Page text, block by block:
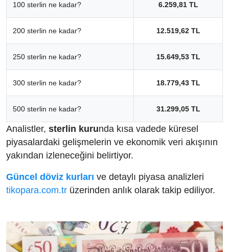
100 sterlin ne kadar? 6.259,81 TL
200 sterlin ne kadar? 12.519,62 TL
250 sterlin ne kadar? 15.649,53 TL
300 sterlin ne kadar? 18.779,43 TL
500 sterlin ne kadar? 31.299,05 TL
Analistler, sterlin kurunda kısa vadede küresel
piyasalardaki gelişmelerin ve ekonomik veri akışının
yakından izleneceğini belirtiyor.
Güncel döviz kurları ve detaylı piyasa analizleri
tikopara.com.tr üzerinden anlık olarak takip ediliyor.